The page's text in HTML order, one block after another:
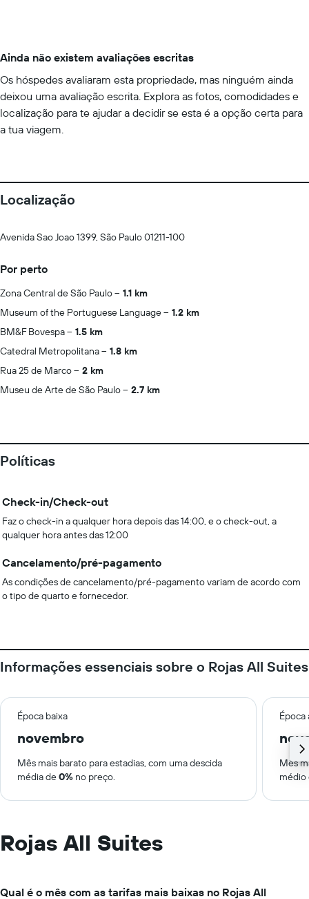
Ainda não existem avaliações escritas
Os hóspedes avaliaram esta propriedade, mas ninguém ainda
deixou uma avaliação escrita. Explora as fotos, comodidades e
localização para te ajudar a decidir se esta é a opção certa para
a tua viagem.
Localização
Avenida Sao Joao 1399, São Paulo 01211-100
Por perto
Zona Central de São Paulo
1.1 km
Museum of the Portuguese Language
1.2 km
BM&F Bovespa
1.5 km
Catedral Metropolitana
1.8 km
Rua 25 de Marco
2 km
Museu de Arte de São Paulo
2.7 km
Políticas
Check-in/Check-out
Faz o check-in a qualquer hora depois das 14:00, e o check-out, a
qualquer hora antes das 12:00
Cancelamento/pré-pagamento
As condições de cancelamento/pré-pagamento variam de acordo com
o tipo de quarto e fornecedor.
Informações essenciais sobre o Rojas All Suites
Época baixa Época
novembro
Mês mais barato para estadias, com uma descida
média de0% no preço.
Mês
Rojas All Suites
Qual é o mês com as tarifas mais baixas no Rojas All